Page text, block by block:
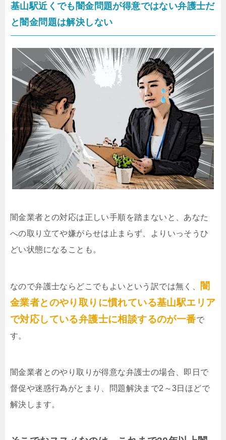
基山駅近くでも闇金問題が得意ではない弁護士だ
と闇金問題は解決しない
闇金業者との対応は正しい手順を踏まないと、あなた
への取り立てや嫌がらせは止まらず、よりいっそうひ
どい状態になることも。
なので弁護士ならどこでもよいという訳では無く、
闇
金業者とのやり取りに慣れている基山駅エリア
で対応している弁護士に相談するのが一番で
す。
闇金業者とのやり取りが得意な弁護士の場合、即日で
督促や迷惑行為がとまり、問題解決まで2～3日ほどで
解決します。